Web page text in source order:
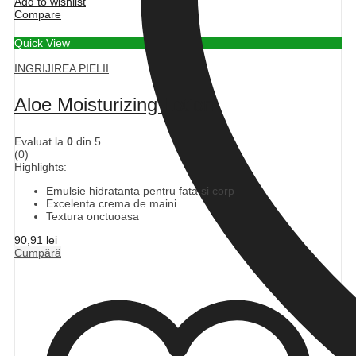
Compare
Quick View
INGRIJIREA PIELII
Aloe Moisturizing Lotion
Evaluat la 0 din 5
(0)
Highlights:
Emulsie hidratanta pentru fata si corp
Excelenta crema de maini
Textura onctuoasa
90,91 lei
Cumpără